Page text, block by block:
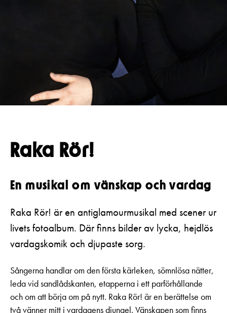
Pedagognätverk & skolgrupper
Kontaktuppgifter
Jobba hos oss
Nyhetsbrev
Raka Rör!
En musikal om vänskap och vardag
Raka Rör! är en antiglamourmusikal med scener ur
livets fotoalbum. Där finns bilder av lycka, hejdlös
vardagskomik och djupaste sorg.
Sångerna handlar om den första kärleken, sömnlösa nätter,
leda vid sandlådskanten, etapperna i ett parförhållande
och om att börja om på nytt. Raka Rör! är en berättelse om
två vänner mitt i vardagens djungel. Vänskapen som finns